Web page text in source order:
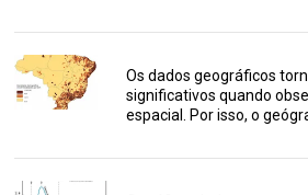
Os dados geográficos
significativos quando
espacial. Por isso, o